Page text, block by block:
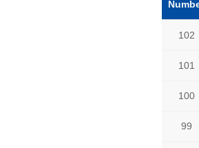
102
101
100
99